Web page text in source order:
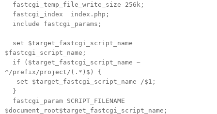
fastcgi_temp_file_write_size 256k;
fastcgi_index index.php;
include fastcgi_params;
set $target_fastcgi_script_name
$fastcgi_script_name;
if ($target_fastcgi_script_name ~
^/prefix/project/(.*)$) {
set $target_fastcgi_script_name /$1;
}
fastcgi_param SCRIPT_FILENAME
$document_root$target_fastcgi_script_name;